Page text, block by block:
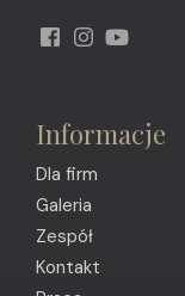
Informacje
Dla firm
Galeria
Zespół
Kontakt